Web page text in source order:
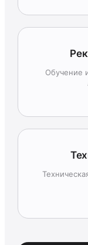
Обучение